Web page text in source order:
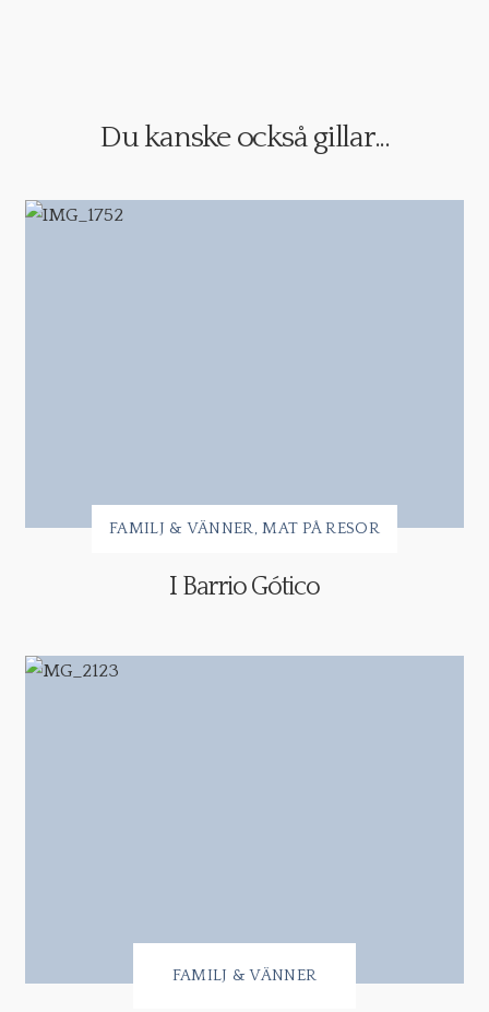
Du kanske också gillar...
FAMILJ & VÄNNER MAT PÅ RESOR
I Barrio Gótico
FAMILJ & VÄNNER